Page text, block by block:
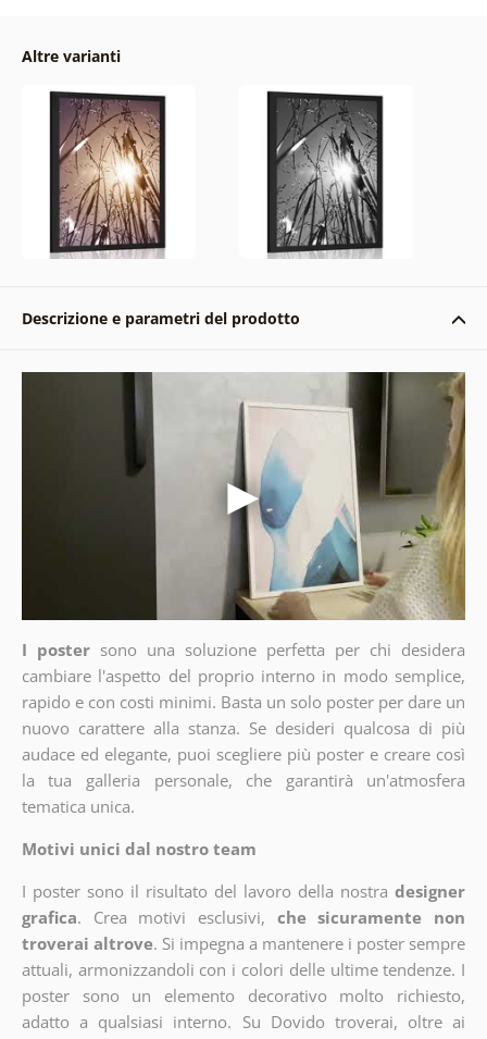
Altre varianti
Descrizione e parametri del prodotto
I poster sono una soluzione perfetta per chi desidera
cambiare l'aspetto del proprio interno in modo semplice,
rapido e con costi minimi. Basta un solo poster per dare un
nuovo carattere alla stanza. Se desideri qualcosa di più
audace ed elegante, puoi scegliere più poster e creare così
la tua galleria personale, che garantirà un'atmosfera
tematica unica.
Motivi unici dal nostro team
I poster sono il risultato del lavoro della nostra designer
grafica. Crea motivi esclusivi, che sicuramente non
troverai altrove. Si impegna a mantenere i poster sempre
attuali, armonizzandoli con i colori delle ultime tendenze. I
poster sono un elemento decorativo molto richiesto,
adatto a qualsiasi interno. Su Dovido troverai, oltre ai